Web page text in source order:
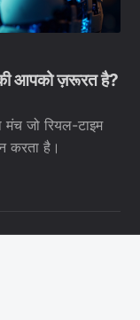
आपको ज़रूरत है?
जो रियल-टाइम
करता है।